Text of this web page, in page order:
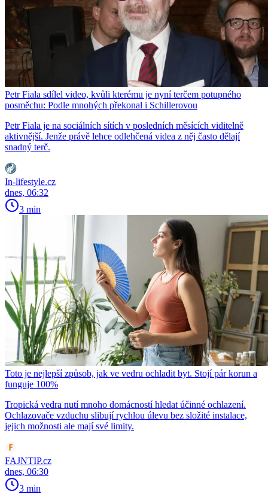
Petr Fiala sdílel video, kvůli kterému je nyní terčem potupného
posměchu: Podle mnohých překonal i Schillerovou
Petr Fiala je na sociálních sítích v posledních měsících viditelně
aktivnější. Jenže právě lehce odlehčená videa z něj často dělají
snadný terč.
In-lifestyle.cz
dnes, 06:32
3 min
Toto je nejlepší způsob, jak ve vedru ochladit byt. Stojí pár korun a
funguje 100%
Tropická vedra nutí mnoho domácností hledat účinné ochlazení.
Ochlazovače vzduchu slibují rychlou úlevu bez složité instalace,
jejich možnosti ale mají své limity.
FAJNTIP.cz
dnes, 06:30
3 min